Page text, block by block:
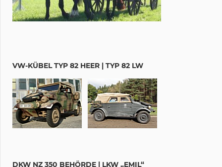
VW-KÜBEL TYP 82 HEER | TYP 82 LW
DKW NZ 350 BEHÖRDE | LKW „EMIL“